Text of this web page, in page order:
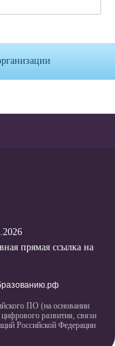
прямая ссылка на
ПО (на основании
развития, связи
Российской Федерации